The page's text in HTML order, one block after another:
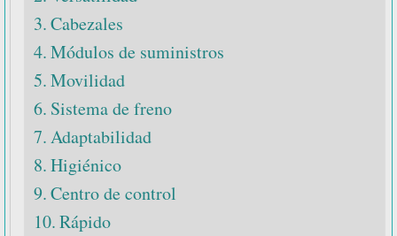
Cabezales
Módulos de suministros
Movilidad
Sistema de freno
Adaptabilidad
Higiénico
Centro de control
Rápido